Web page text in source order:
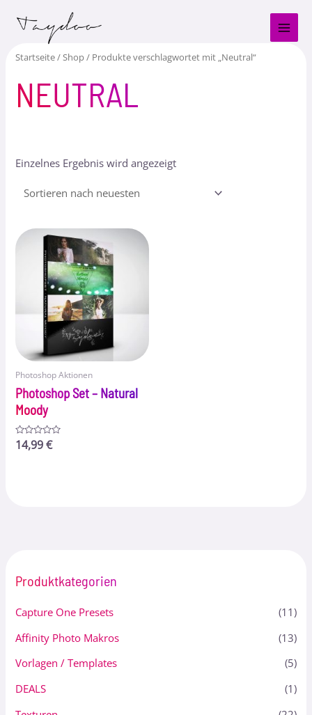
Inhalt
Produktkategorien
Capture One Presets
(11)
Affinity Photo Makros
(13)
Vorlagen / Templates
(5)
DEALS
(1)
Startseite/Shop/ Produkte verschlagwortet mit „Neutral“
NEUTRAL
Einzelnes Ergebnis wird angezeigt
Photoshop Aktionen
Photoshop Set – Natural
Moody
Bewertet
mit
14,99€